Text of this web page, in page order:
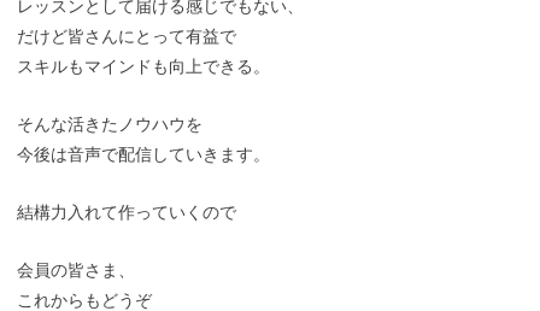
レッスンとして届ける感じでもない、
だけど皆さんにとって有益で
スキルもマインドも向上できる。
そんな活きたノウハウを
今後は音声で配信していきます。
結構力入れて作っていくので
会員の皆さま、
これからもどうぞ